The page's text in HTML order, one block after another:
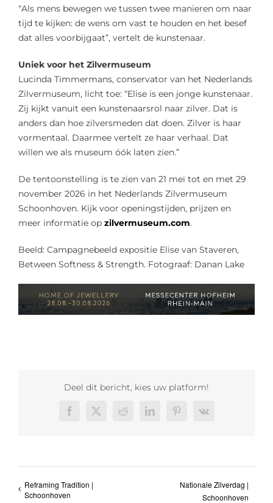
“Als mens bewegen we tussen twee manieren om naar
tijd te kijken: de wens om vast te houden en het besef
dat alles voorbijgaat”, vertelt de kunstenaar.
Uniek voor het Zilvermuseum
Lucinda Timmermans, conservator van het Nederlands
Zilvermuseum, licht toe: “Elise is een jonge kunstenaar.
Zij kijkt vanuit een kunstenaarsrol naar zilver. Dat is
anders dan hoe zilversmeden dat doen. Zilver is haar
vormentaal. Daarmee vertelt ze haar verhaal. Dat
willen we als museum óók laten zien.”
De tentoonstelling is te zien van 21 mei tot en met 29
november 2026 in het Nederlands Zilvermuseum
Schoonhoven. Kijk voor openingstijden, prijzen en
meer informatie op zilvermuseum.com.
Beeld: Campagnebeeld expositie Elise van Staveren,
Between Softness & Strength. Fotograaf: Danan Lake
Deel dit bericht, kies uw platform!
Facebook
X RedditLinkedInPinterest
Vk
Reframing Tradition |
Schoonhoven
Nationale Zilverdag |
Schoonhoven